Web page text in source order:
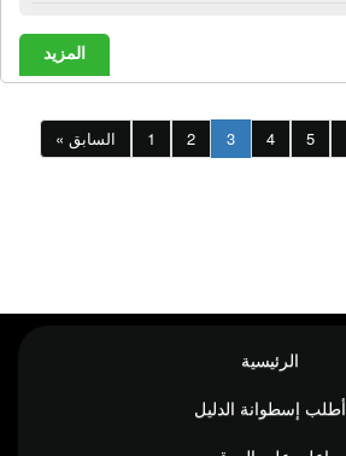
المزيد
« السابق 1 2 3 4 5
الرئيسية
أطلب إسطوانة الدليل